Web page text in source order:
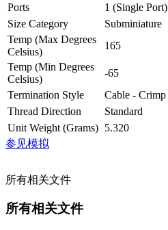
Ports
1 (Single Port)
Size Category
Subminiature
Temp (Max Degrees
Celsius)
165
Temp (Min Degrees
Celsius)
-65
Termination Style
Cable - Crimp
Thread Direction
Standard
Unit Weight (Grams) 5.320
参见模拟
所有相关文件
所有相关文件